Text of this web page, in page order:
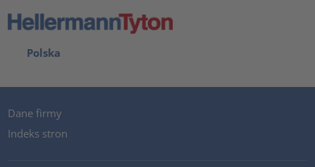
Polska
Dane firmy
Indeks stron